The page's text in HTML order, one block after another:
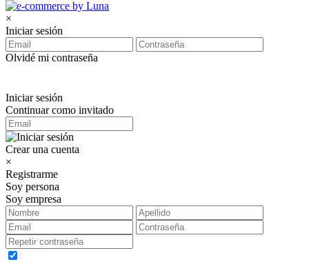
×
Iniciar sesión
Olvidé mi contraseña
Iniciar sesión
Continuar como invitado
Crear una cuenta
×
Registrarme
Soy persona
Soy empresa